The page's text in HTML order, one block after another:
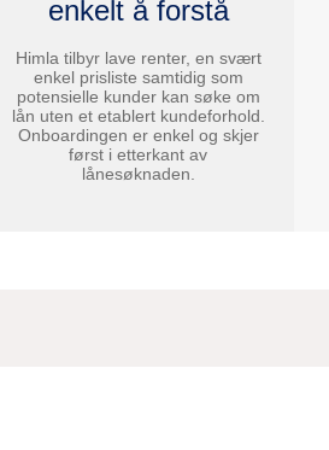
enkelt å forstå
Himla tilbyr lave renter, en svært
enkel prisliste samtidig som
potensielle kunder kan søke om
lån uten et etablert kundeforhold.
Onboardingen er enkel og skjer
først i etterkant av
lånesøknaden.